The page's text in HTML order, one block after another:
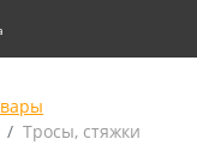
Тросы, стяжки